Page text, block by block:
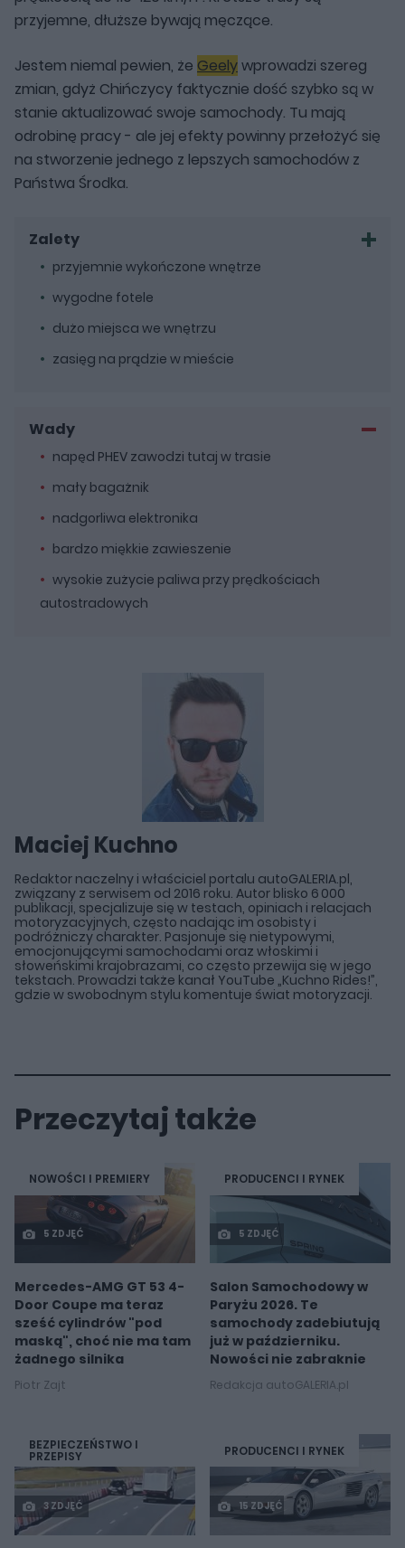
przyjemne, dłuższe bywają męczące.
Jestem niemal pewien, że Geelywprowadzi szereg
zmian, gdyż Chińczycy faktycznie dość szybko są w
stanie aktualizować swoje samochody. Tu mają
odrobinę pracy - ale jej efekty powinny przełożyć się
na stworzenie jednego z lepszych samochodów z
Państwa Środka.
Zalety
przyjemnie wykończone wnętrze
wygodne fotele
dużo miejsca we wnętrzu
zasięg na prądzie w mieście
Wady
napęd PHEV zawodzi tutaj w trasie
mały bagażnik
nadgorliwa elektronika
bardzo miękkie zawieszenie
wysokie zużycie paliwa przy prędkościach
autostradowych
Maciej Kuchno
Redaktor naczelny i właściciel portalu autoGALERIA.pl,
związany z serwisem od 2016 roku. Autor blisko 6 000
publikacji, specjalizuje się w testach, opiniach i relacjach
motoryzacyjnych, często nadając im osobisty i
podróżniczy charakter. Pasjonuje się nietypowymi,
emocjonującymi samochodami oraz włoskimi i
słoweńskimi krajobrazami, co często przewija się w jego
tekstach. Prowadzi także kanał YouTube „Kuchno Rides!”,
gdzie w swobodnym stylu komentuje świat motoryzacji.
Przeczytaj także
NOWOŚCI I PREMIERY
5 ZDJĘĆ
Mercedes-AMG GT 53 4-
Door Coupe ma teraz
sześć cylindrów "pod
maską", choć nie ma tam
żadnego silnika
Piotr Zajt
PRODUCENCI I RYNEK
5 ZDJĘĆ
Salon Samochodowy w
Paryżu 2026. Te
samochody zadebiutują
już w październiku.
Nowości nie zabraknie
Redakcja autoGALERIA.pl
BEZPIECZEŃSTWO I
PRZEPISY
3 ZDJĘĆ
PRODUCENCI I RYNEK
15 ZDJĘĆ